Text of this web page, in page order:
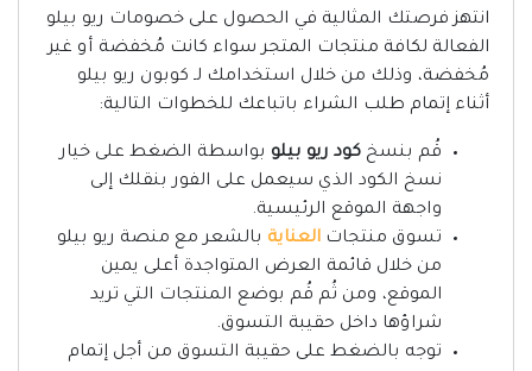
انتهز فرصتك المثالية في الحصول على خصومات ريو بيلو
الفعالة لكافة منتجات المتجر سواء كانت مُخفضة أو غير
مُخفضة، وذلك من خلال استخدامك لـ كوبون ريو بيلو
أثناء إتمام طلب الشراء باتباعك للخطوات التالية:
قُم بنسخ كود ريو بيلو بواسطة الضغط على خيار
نسخ الكود الذي سيعمل على الفور بنقلك إلى
واجهة الموقع الرئيسية.
تسوق منتجات العناية بالشعر مع منصة ريو بيلو
من خلال قائمة العرض المتواجدة أعلى يمين
الموقع، ومن ثُم قُم بوضع المنتجات التي تريد
شراؤها داخل حقيبة التسوق.
توجه بالضغط على حقيبة التسوق من أجل إتمام